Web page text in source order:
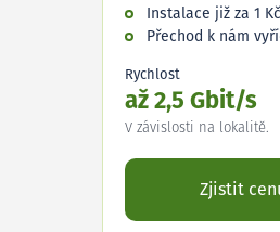
Instalace již za 1 Kč
Přechod k nám
Rychlost
až 2,5 Gbit/s
V závislosti na lokalitě.
Zjistit